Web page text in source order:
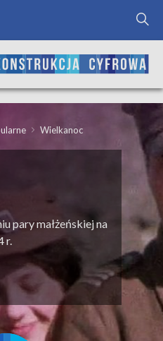
Wielkanoc
pary małżeńskiej na
r.